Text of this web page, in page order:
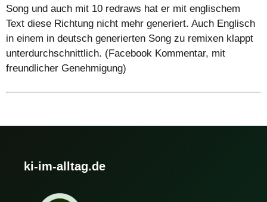
Song und auch mit 10 redraws hat er mit englischem
Text diese Richtung nicht mehr generiert. Auch Englisch
in einem in deutsch generierten Song zu remixen klappt
unterdurchschnittlich. (Facebook Kommentar, mit
freundlicher Genehmigung)
ki-im-alltag.de